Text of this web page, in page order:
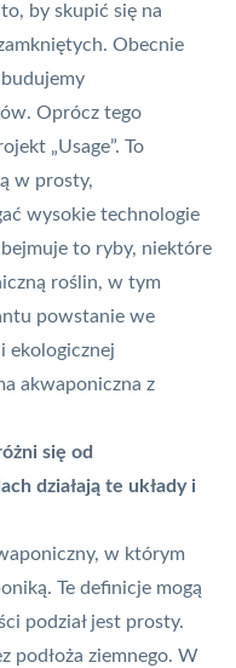
by skupić się na
Obecnie
Oprócz tego
„Usage”. To
w prosty,
wysokie technologie
to ryby, niektóre
roślin, w tym
powstanie we
ekologicznej
akwaponiczna z
się od
działają te układy i
w którym
Te definicje mogą
podział jest prosty.
podłoża ziemnego. W